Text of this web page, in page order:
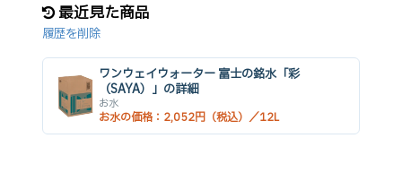
最近見た商品
履歴を削除
ワンウェイウォーター 富士の銘水「彩
（SAYA）」の詳細
お水
お水の価格：2,052円（税込）／12L